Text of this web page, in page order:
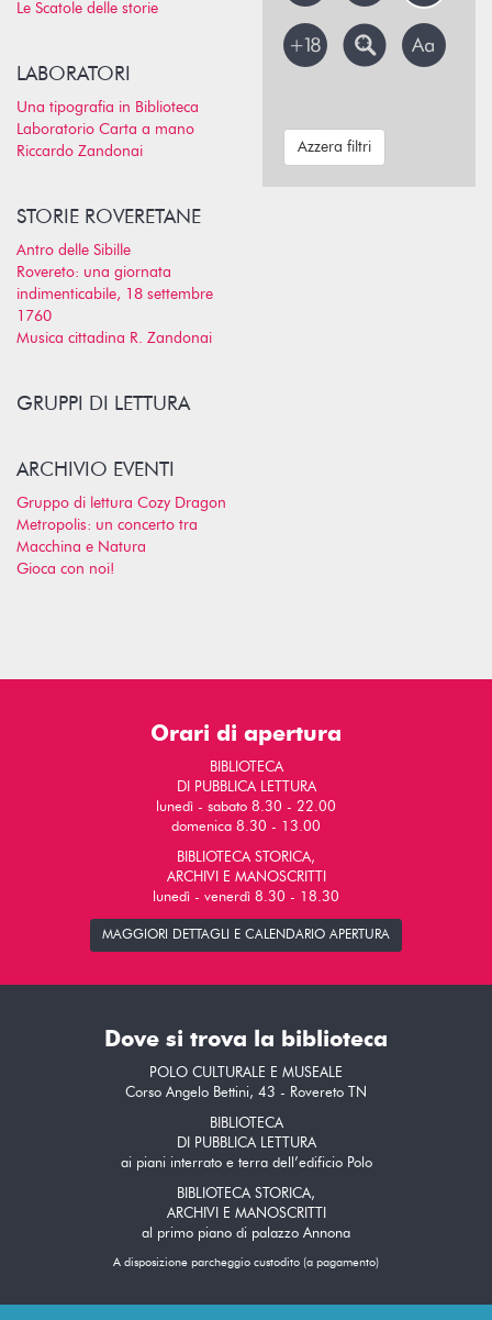
Le Scatole delle storie
LABORATORI
Una tipografia in Biblioteca
Laboratorio Carta a mano
Riccardo Zandonai
STORIE ROVERETANE
Antro delle Sibille
Rovereto: una giornata
indimenticabile, 18 settembre
1760
Musica cittadina R. Zandonai
GRUPPI DI LETTURA
ARCHIVIO EVENTI
Gruppo di lettura Cozy Dragon
Metropolis: un concerto tra
Macchina e Natura
Gioca con noi!
Azzera filtri
Orari di apertura
BIBLIOTECA
DI PUBBLICA LETTURA
lunedì - sabato 8.30 - 22.00
domenica 8.30 - 13.00
BIBLIOTECA STORICA,
ARCHIVI E MANOSCRITTI
lunedì - venerdì 8.30 - 18.30
MAGGIORI DETTAGLI E CALENDARIO APERTURA
Dove si trova la biblioteca
POLO CULTURALE E MUSEALE
Corso Angelo Bettini, 43 - Rovereto TN
BIBLIOTECA
DI PUBBLICA LETTURA
ai piani interrato e terra dell’edificio Polo
BIBLIOTECA STORICA,
ARCHIVI E MANOSCRITTI
al primo piano di palazzo Annona
A disposizione parcheggio custodito (a pagamento)